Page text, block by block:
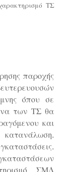
ΤΣ
παροχής
όπου σε
των ΤΣ θα
και